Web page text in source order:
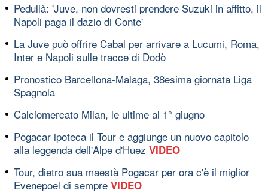
Pedullà: 'Juve, non dovresti prendere Suzuki in affitto, il
Napoli paga il dazio di Conte'
La Juve può offrire Cabal per arrivare a Lucumi, Roma,
Inter e Napoli sulle tracce di Dodò
Pronostico Barcellona-Malaga, 38esima giornata Liga
Spagnola
Calciomercato Milan, le ultime al 1° giugno
Pogacar ipoteca il Tour e aggiunge un nuovo capitolo
alla leggenda dell'Alpe d'Huez VIDEO
Tour, dietro sua maestà Pogacar per ora c'è il miglior
Evenepoel di sempre VIDEO